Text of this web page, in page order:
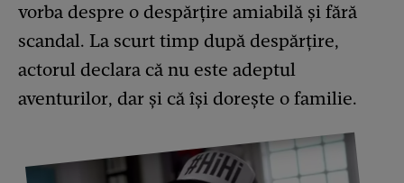
vorba despre o despărțire amiabilă și fără
scandal. La scurt timp după despărțire,
actorul declara că nu este adeptul
aventurilor, dar și că își dorește o familie.